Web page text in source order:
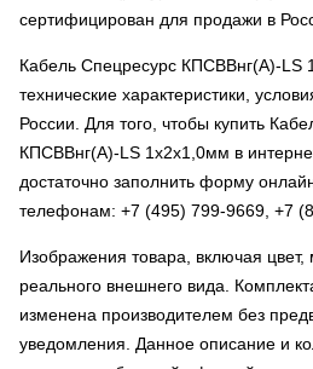
сертифицирован для продажи в
Кабель Спецресурс КПСВВнг(А)-LS
технические характеристики,
России. Для того, чтобы купить
КПСВВнг(А)-LS 1х2х1,0мм в
достаточно заполнить форму
телефонам: +7 (495) 799-9669 +7
Изображения товара, включая цвет,
реального внешнего вида.
изменена производителем без
уведомления. Данное описание и